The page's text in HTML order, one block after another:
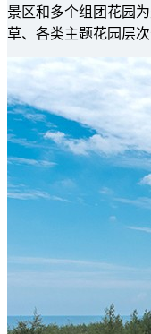
景区和多个组团花园
草、各类主题花园层